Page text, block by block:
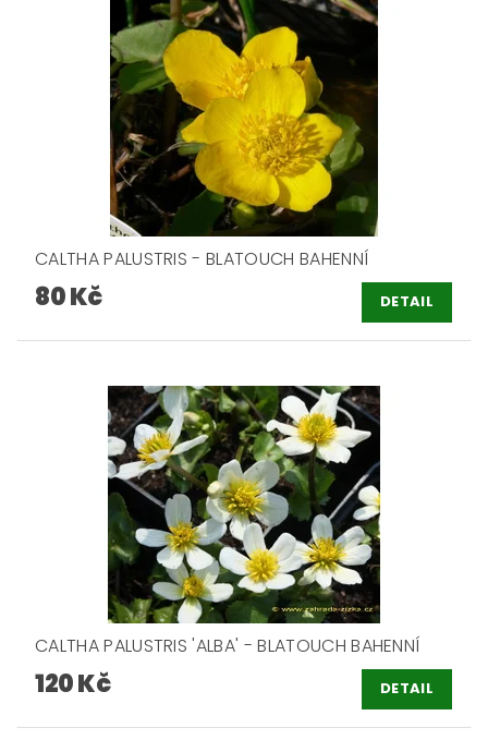
CALTHA PALUSTRIS - BLATOUCH BAHENNÍ
80 Kč DETAIL
CALTHA PALUSTRIS 'ALBA' - BLATOUCH BAHENNÍ
120 Kč DETAIL